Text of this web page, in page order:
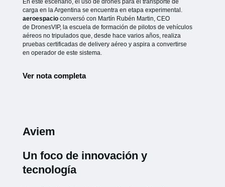
carga en la Argentina se encuentra en etapa experimental.
aeroespacioconversó con Martín Rubén Martin, CEO
de DronesVIP, la escuela de formación de pilotos de vehículos
aéreos no tripulados que, desde hace varios años, realiza
pruebas certificadas de delivery aéreo y aspira a convertirse
en operador de este sistema.
Ver nota completa
Aviem
Un foco de innovación y
tecnología